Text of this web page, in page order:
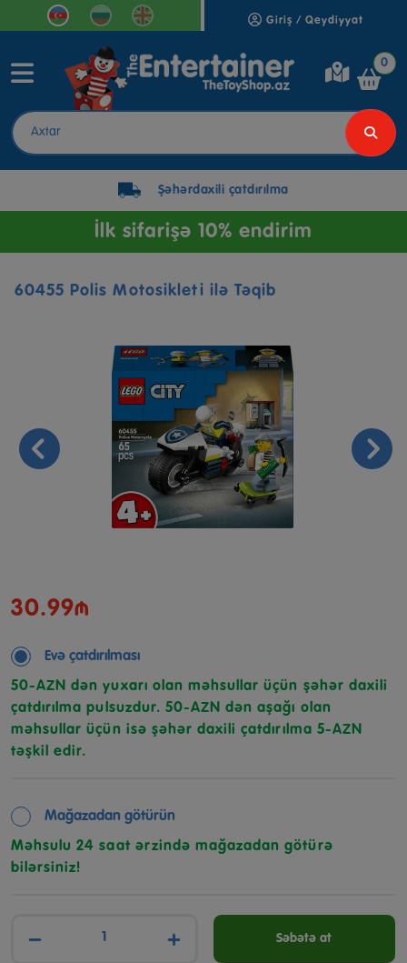
Giriş / Qeydiyyat
0
Şəhərdaxili çatdırılma
İlk sifarişə 10% endirim
60455 Polis Motosikleti ilə Təqib
30.99₼
Evə çatdırılması
50-AZN dən yuxarı olan məhsullar üçün şəhər daxili
çatdırılma pulsuzdur. 50-AZN dən aşağı olan
məhsullar üçün isə şəhər daxili çatdırılma 5-AZN
təşkil edir.
Mağazadan götürün
Məhsulu 24 saat ərzində mağazadan götürə
bilərsiniz!
− + Səbətə at